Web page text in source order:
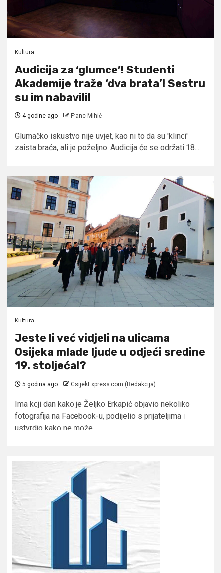
Kultura
Audicija za ‘glumce’! Studenti
Akademije traže ‘dva brata’! Sestru
su im nabavili!
4 godine ago Franc Mihić
Glumačko iskustvo nije uvjet, kao ni to da su 'klinci'
zaista braća, ali je poželjno. Audicija će se održati 18....
Kultura
Jeste li već vidjeli na ulicama
Osijeka mlade ljude u odjeći sredine
19. stoljeća!?
5 godina ago OsijekExpress.com (Redakcija)
Ima koji dan kako je Željko Erkapić objavio nekoliko
fotografija na Facebook-u, podijelio s prijateljima i
ustvrdio kako ne može...